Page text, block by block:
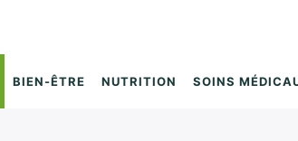
BIEN-ÊTRE NUTRITION SOINS